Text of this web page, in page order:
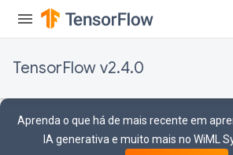
TensorFlow v2.4.0
Aprenda o que há de mais recente em
IA generativa e muito mais no WiML